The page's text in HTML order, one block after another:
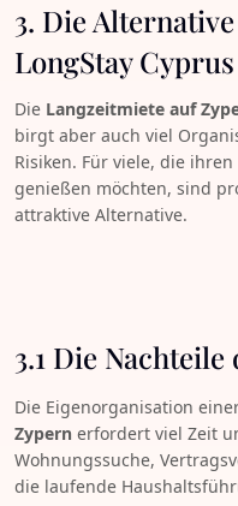
3. Die
LongStay Cyprus
Die Langzeitmiete auf
birgt aber auch viel
Risiken. Für viele, die ihren
genießen möchten, sind
attraktive Alternative.
3.1 Die
Die Eigenorganisation
Zypern erfordert viel Zeit
Wohnungssuche,
die laufende